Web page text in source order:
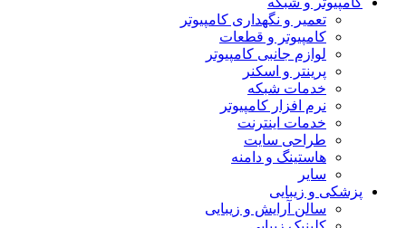
تعمیر و نگهداری کامپیوتر
کامپیوتر و قطعات
لوازم جانبی کامپیوتر
پرینتر و اسکنر
خدمات شبکه
نرم افزار کامپیوتر
خدمات اینترنت
طراحی سایت
هاستینگ و دامنه
سایر
پزشکی و زیبایی
سالن آرایش و زیبایی